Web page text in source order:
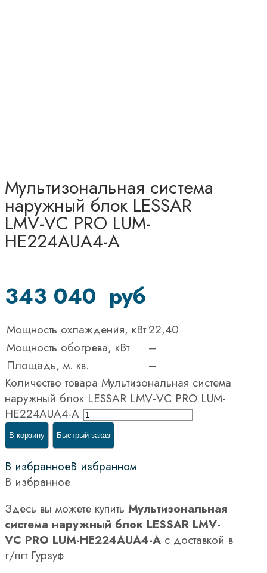
Мультизональная система
наружный блок LESSAR
LMV-VC PRO LUM-
HE224AUA4-A
343 040 руб
Мощность охлаждения, кВт22,40
Мощность обогрева, кВт
–
Площадь, м. кв.
–
Количество товара Мультизональная система
наружный блок LESSAR LMV-VC PRO LUM-
HE224AUA4-A
В корзину Быстрый заказ
В избранноеВ избранном
В избранное
Здесь вы можете купить Мультизональная
система наружный блок LESSAR LMV-
VC PRO LUM-HE224AUA4-A с доставкой в
г/пгт Гурзуф